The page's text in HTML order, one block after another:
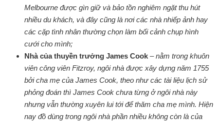
Melbourne được gìn giữ và bảo tồn nghiêm ngặt thu hút
nhiều du khách, và đây cũng là nơi các nhà nhiếp ảnh hay
các cặp tình nhân thường chọn làm bối cảnh chụp hình
cưới cho mình;
Nhà của thuyền trưởng James Cook –nằm trong khuôn
viên công viên Fitzroy, ngôi nhà được xây dựng năm 1755
bởi cha mẹ của James Cook, theo như các tài liệu lịch sử
phỏng đoán thì James Cook chưa từng ở ngôi nhà này
nhưng vẫn thường xuyên lui tới để thăm cha mẹ mình. Hiện
nay đồ dùng trong ngôi nhà phần nhiều không còn là của